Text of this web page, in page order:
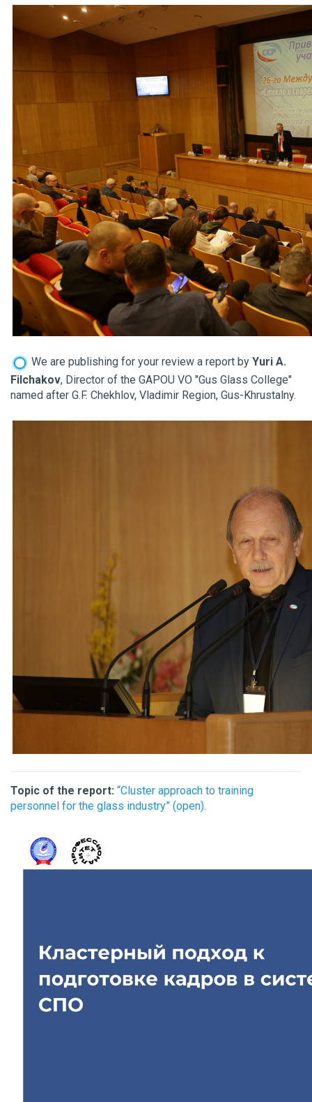
We are publishing for your review a report by Yuri A.
Filchakov, Director of the GAPOU VO "Gus Glass College"
named after G.F. Chekhlov, Vladimir Region, Gus-Khrustalny.
Topic of the report: “Cluster approach to training
personnel for the glass industry” (open).